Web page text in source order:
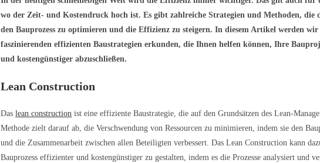
wo der Zeit- und Kostendruck hoch ist. Es gibt zahlreiche Strategien und Methoden, die
den Bauprozess zu optimieren und die Effizienz zu steigern. In diesem Artikel werden wir
faszinierenden effizienten Baustrategien erkunden, die Ihnen helfen können, Ihre
und kostengünstiger abzuschließen.
Lean Construction
Daslean construction ist eine effiziente Baustrategie, die auf den Grundsätzen des Lean-
Methode zielt darauf ab, die Verschwendung von Ressourcen zu minimieren, indem sie den
und die Zusammenarbeit zwischen allen Beteiligten verbessert. Das Lean Construction kann
Bauprozess effizienter und kostengünstiger zu gestalten, indem es die Prozesse analysiert und